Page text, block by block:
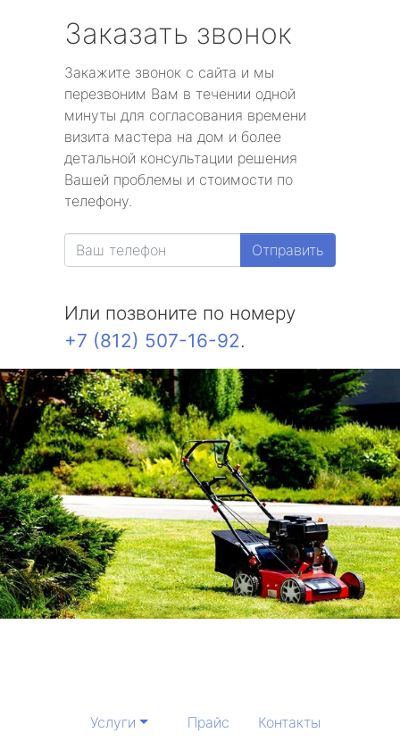
Заказать звонок
Закажите звонок с сайта и мы
перезвоним Вам в течении одной
минуты для согласования времени
визита мастера на дом и более
детальной консультации решения
Вашей проблемы и стоимости по
телефону.
Отправить
Или позвоните по номеру
+7 (812) 507-16-92.
Услуги Прайс Контакты